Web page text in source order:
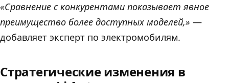
«Сравнение с конкурентами показывает явное
преимущество более доступных моделей,» —
добавляет эксперт по электромобилям.
Стратегические изменения в